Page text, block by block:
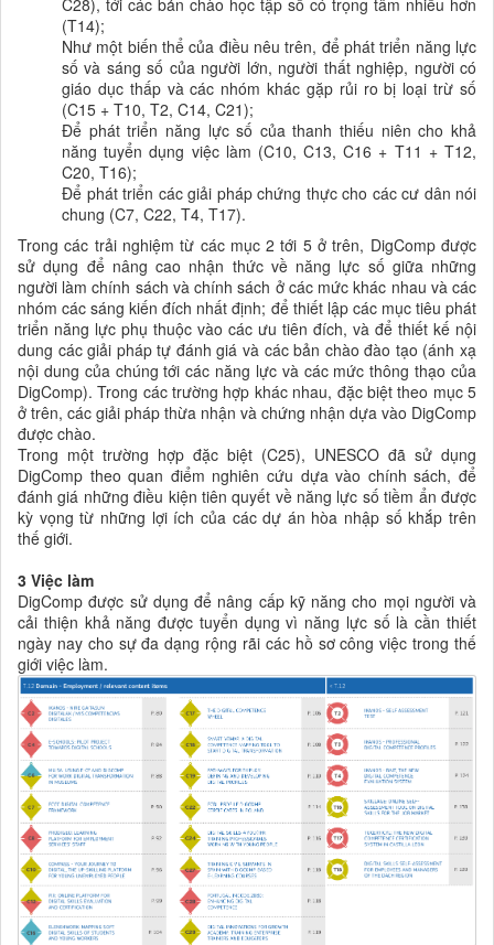
C28), tới các bản chào học tập số có trọng tâm nhiều hơn
(T14);
Như một biến thể của điều nêu trên, để phát triển năng lực
số và sáng số của người lớn, người thất nghiệp, người có
giáo dục thấp và các nhóm khác gặp rủi ro bị loại trừ số
(C15 + T10, T2, C14, C21);
Để phát triển năng lực số của thanh thiếu niên cho khả
năng tuyển dụng việc làm (C10, C13, C16 + T11 + T12,
C20, T16);
Để phát triển các giải pháp chứng thực cho các cư dân nói
chung (C7, C22, T4, T17).
Trong các trải nghiệm từ các mục 2 tới 5 ở trên, DigComp được
sử dụng để nâng cao nhận thức về năng lực số giữa những
người làm chính sách và chính sách ở các mức khác nhau và các
nhóm các sáng kiến đích nhất định; để thiết lập các mục tiêu phát
triển năng lực phụ thuộc vào các ưu tiên đích, và để thiết kế nội
dung các giải pháp tự đánh giá và các bản chào đào tạo (ánh xạ
nội dung của chúng tới các năng lực và các mức thông thạo của
DigComp). Trong các trường hợp khác nhau, đặc biệt theo mục 5
ở trên, các giải pháp thừa nhận và chứng nhận dựa vào DigComp
được chào.
Trong một trường hợp đặc biệt (C25), UNESCO đã sử dụng
DigComp theo quan điểm nghiên cứu dựa vào chính sách, để
đánh giá những điều kiện tiên quyết về năng lực số tiềm ẩn được
kỳ vọng từ những lợi ích của các dự án hòa nhập số khắp trên
thế giới.
3 Việc làm
DigComp được sử dụng để nâng cấp kỹ năng cho mọi người và
cải thiện khả năng được tuyển dụng vì năng lực số là cần thiết
ngày nay cho sự đa dạng rộng rãi các hồ sơ công việc trong thế
giới việc làm.